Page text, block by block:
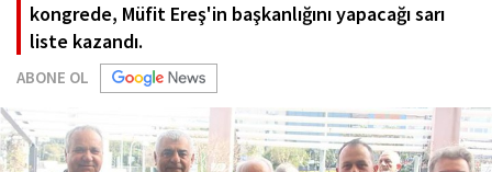
kongrede, Müfit Ereş'in başkanlığını yapacağı sarı
liste kazandı.
ABONE OL